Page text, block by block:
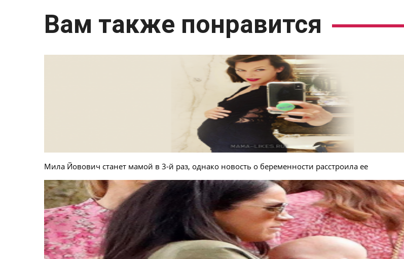
Вам также понравится
Мила Йовович станет мамой в 3-й раз, однако новость о беременности расстроила ее